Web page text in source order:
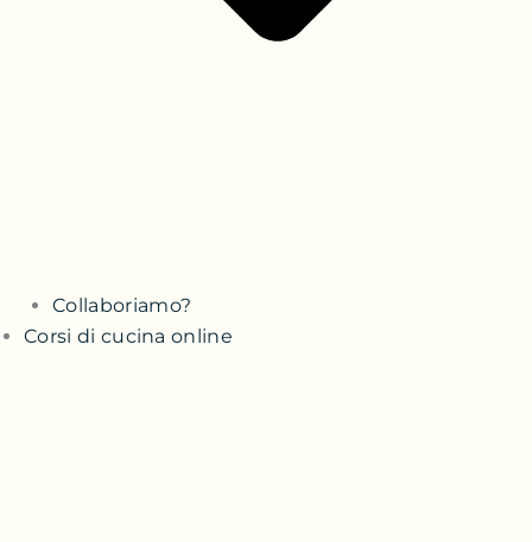
Collaboriamo?
Corsi di cucina online